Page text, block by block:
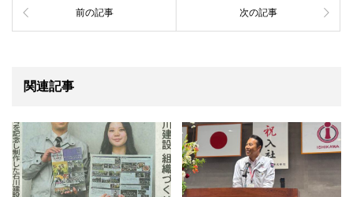
前の記事 次の記事
関連記事